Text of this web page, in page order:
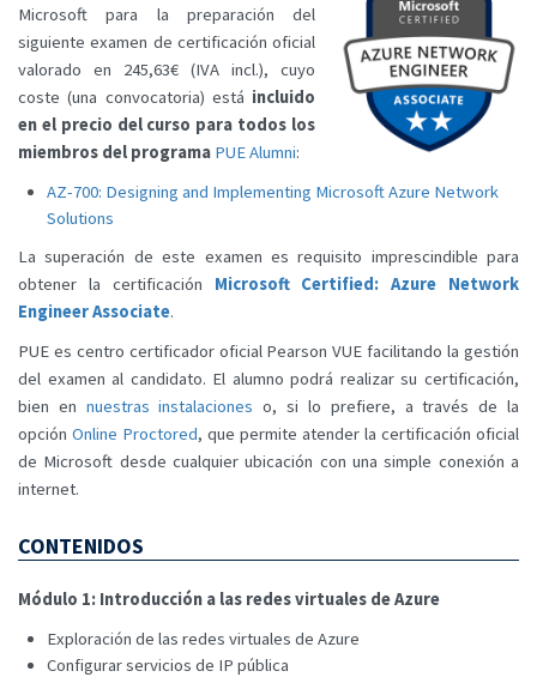
Microsoft para la preparación del
siguiente examen de certificación oficial
valorado en 245,63€ (IVA incl.), cuyo
coste (una convocatoria) está incluido
en el precio del curso para todos los
miembros del programa PUE Alumni:
AZ-700: Designing and Implementing Microsoft Azure Network
Solutions
La superación de este examen es requisito imprescindible para
obtener la certificación Microsoft Certified: Azure Network
Engineer Associate.
PUE es centro certificador oficial Pearson VUE facilitando la gestión
del examen al candidato. El alumno podrá realizar su certificación,
bien en nuestras instalaciones o, si lo prefiere, a través de la
opción Online Proctored, que permite atender la certificación oficial
de Microsoft desde cualquier ubicación con una simple conexión a
internet.
CONTENIDOS
Módulo 1: Introducción a las redes virtuales de Azure
Exploración de las redes virtuales de Azure
Configurar servicios de IP pública